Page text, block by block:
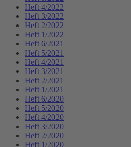
Heft 4/2022
Heft 3/2022
Heft 2/2022
Heft 1/2022
Heft 6/2021
Heft 5/2021
Heft 4/2021
Heft 3/2021
Heft 2/2021
Heft 1/2021
Heft 6/2020
Heft 5/2020
Heft 4/2020
Heft 3/2020
Heft 2/2020
Heft 1/2020